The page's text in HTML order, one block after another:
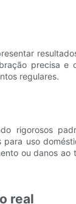
precisa e
regulares.
rigorosos
uso
ou danos
real